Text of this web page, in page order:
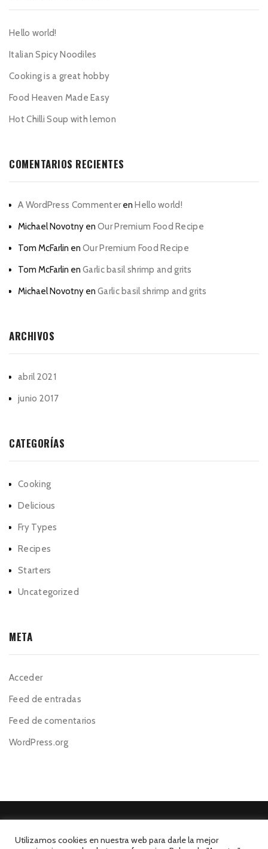
Hello world!
Italian Spicy Noodiles
Cooking is a great hobby
Food Heaven Made Easy
Hot Chilli Soup with lemon
COMENTARIOS RECIENTES
A WordPress CommenterenHello world!
Michael Novotny en Our Premium Food Recipe
Tom McFarlin en Our Premium Food Recipe
Tom McFarlin en Garlic basil shrimp and grits
Michael Novotny en Garlic basil shrimp and grits
ARCHIVOS
abril 2021
junio 2017
CATEGORÍAS
Cooking
Delicious
Fry Types
Recipes
Starters
Uncategorized
META
Acceder
Feed de entradas
Feed de comentarios
WordPress.org
Utilizamos cookies en nuestra web para darle la mejor